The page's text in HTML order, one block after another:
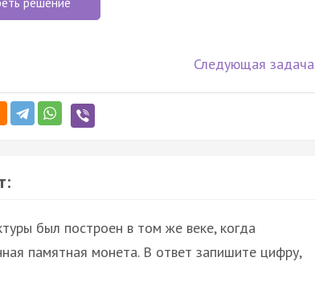
Следующая задача
был построен в том же веке, когда
памятная монета. В ответ запишите цифру,